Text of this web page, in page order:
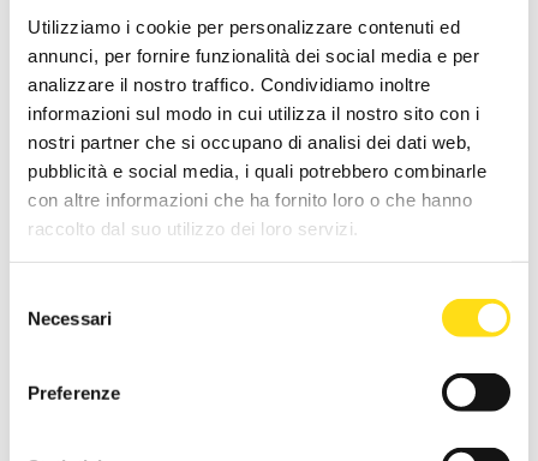
Utilizziamo i cookie per personalizzare contenuti ed
annunci, per fornire funzionalità dei social media e per
analizzare il nostro traffico. Condividiamo inoltre
informazioni sul modo in cui utilizza il nostro sito con i
nostri partner che si occupano di analisi dei dati web,
pubblicità e social media, i quali potrebbero combinarle
con altre informazioni che ha fornito loro o che hanno
raccolto dal suo utilizzo dei loro servizi.
delNecessari
Preferenze
1 January 2020
PRESTAZIONI EBURT